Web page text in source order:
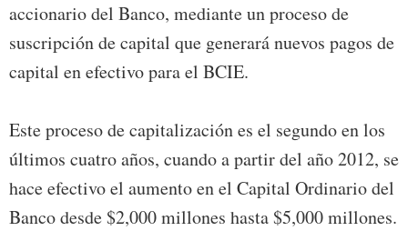
accionario del Banco, mediante un proceso de
suscripción de capital que generará nuevos pagos de
capital en efectivo para el BCIE.
Este proceso de capitalización es el segundo en los
últimos cuatro años, cuando a partir del año 2012, se
hace efectivo el aumento en el Capital Ordinario del
Banco desde $2,000 millones hasta $5,000 millones.